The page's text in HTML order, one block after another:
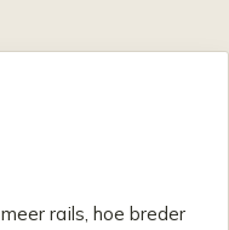
rails, hoe breder